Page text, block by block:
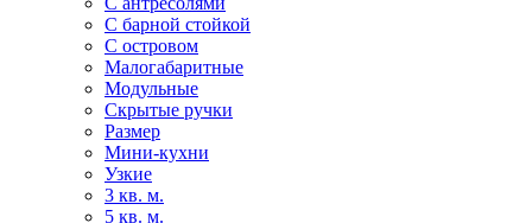
С барной стойкой
С островом
Малогабаритные
Модульные
Скрытые ручки
Размер
Мини-кухни
Узкие
3 кв. м.
5 кв. м.